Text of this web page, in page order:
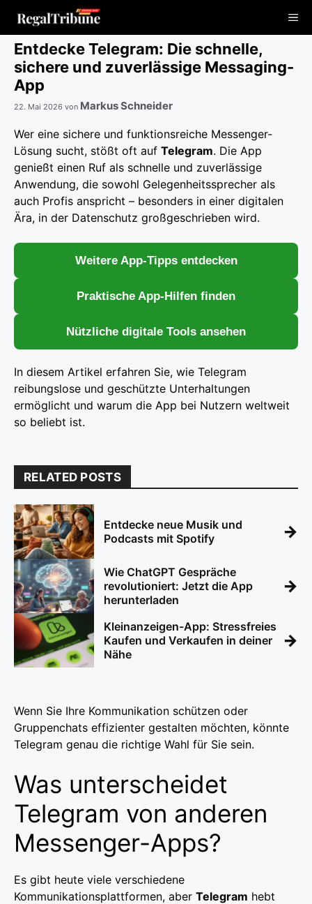
Inhalt
springen
Entdecke Telegram: Die schnelle,
sichere und zuverlässige Messaging-
App
22. Mai 2026 von Markus Schneider
Wer eine sichere und funktionsreiche Messenger-
Lösung sucht, stößt oft auf Telegram. Die App
genießt einen Ruf als schnelle und zuverlässige
Anwendung, die sowohl Gelegenheitssprecher als
auch Profis anspricht – besonders in einer digitalen
Ära, in der Datenschutz großgeschrieben wird.
Weitere App-Tipps entdecken
Praktische App-Hilfen finden
Nützliche digitale Tools ansehen
In diesem Artikel erfahren Sie, wie Telegram
reibungslose und geschützte Unterhaltungen
ermöglicht und warum die App bei Nutzern weltweit
so beliebt ist.
RELATED POSTS
Entdecke neue Musik und
Podcasts mit Spotify
→
Wie ChatGPT Gespräche
revolutioniert: Jetzt die App
herunterladen
→
Kleinanzeigen-App: Stressfreies
Kaufen und Verkaufen in deiner
Nähe
→
Wenn Sie Ihre Kommunikation schützen oder
Gruppenchats effizienter gestalten möchten, könnte
Telegram genau die richtige Wahl für Sie sein.
Was unterscheidet
Telegram von anderen
Messenger-Apps?
Es gibt heute viele verschiedene
Kommunikationsplattformen, aber Telegram hebt